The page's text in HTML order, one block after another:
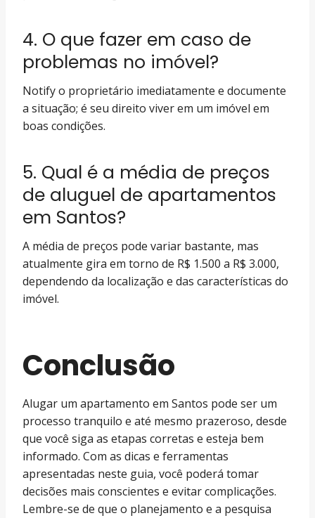
4. O que fazer em caso de
problemas no imóvel?
Notify o proprietário imediatamente e documente
a situação; é seu direito viver em um imóvel em
boas condições.
5. Qual é a média de preços
de aluguel de apartamentos
em Santos?
A média de preços pode variar bastante, mas
atualmente gira em torno de R$ 1.500 a R$ 3.000,
dependendo da localização e das características do
imóvel.
Conclusão
Alugar um apartamento em Santos pode ser um
processo tranquilo e até mesmo prazeroso, desde
que você siga as etapas corretas e esteja bem
informado. Com as dicas e ferramentas
apresentadas neste guia, você poderá tomar
decisões mais conscientes e evitar complicações.
Lembre-se de que o planejamento e a pesquisa